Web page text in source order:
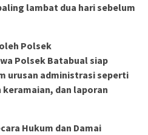
lambat dua hari sebelum
Polsek
Polsek Batabual siap
urusan administrasi seperti
dan laporan
Hukum dan Damai